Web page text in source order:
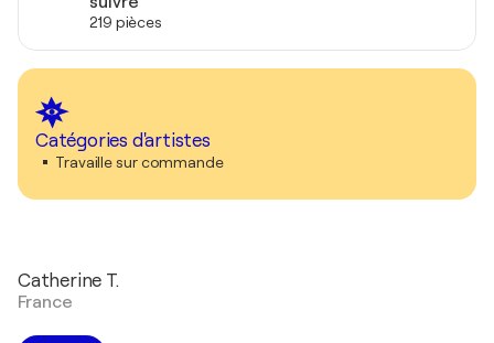
219 pièces
Catégories d'artistes
Travaille sur commande
Catherine T.
France